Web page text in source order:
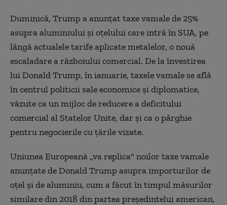
Duminică, Trump a anunţat taxe vamale de 25%
asupra aluminiului şi oţelului care intră în SUA, pe
lângă actualele tarife aplicate metalelor, o nouă
escaladare a războiului comercial. De la învestirea
lui Donald Trump, în ianuarie, taxele vamale se află
în centrul politicii sale economice şi diplomatice,
văzute ca un mijloc de reducere a deficitului
comercial al Statelor Unite, dar şi ca o pârghie
pentru negocierile cu ţările vizate.
Uniunea Europeană „va replica" noilor taxe vamale
anunţate de Donald Trump asupra importurilor de
oţel şi de aluminiu, cum a făcut în timpul măsurilor
similare din 2018 din partea preşedintelui american,